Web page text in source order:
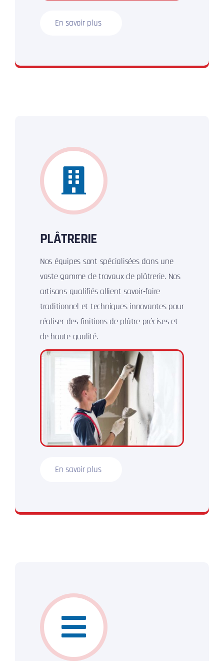
En savoir plus
PLÂTRERIE
Nos équipes sont spécialisées dans une
vaste gamme de travaux de plâtrerie. Nos
artisans qualifiés allient savoir-faire
traditionnel et techniques innovantes pour
réaliser des finitions de plâtre précises et
de haute qualité.
En savoir plus